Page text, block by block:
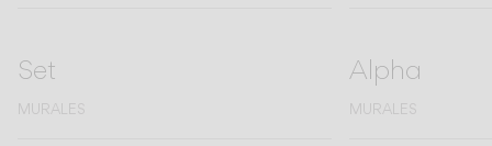
Set
MURALES
Alpha
MURALES